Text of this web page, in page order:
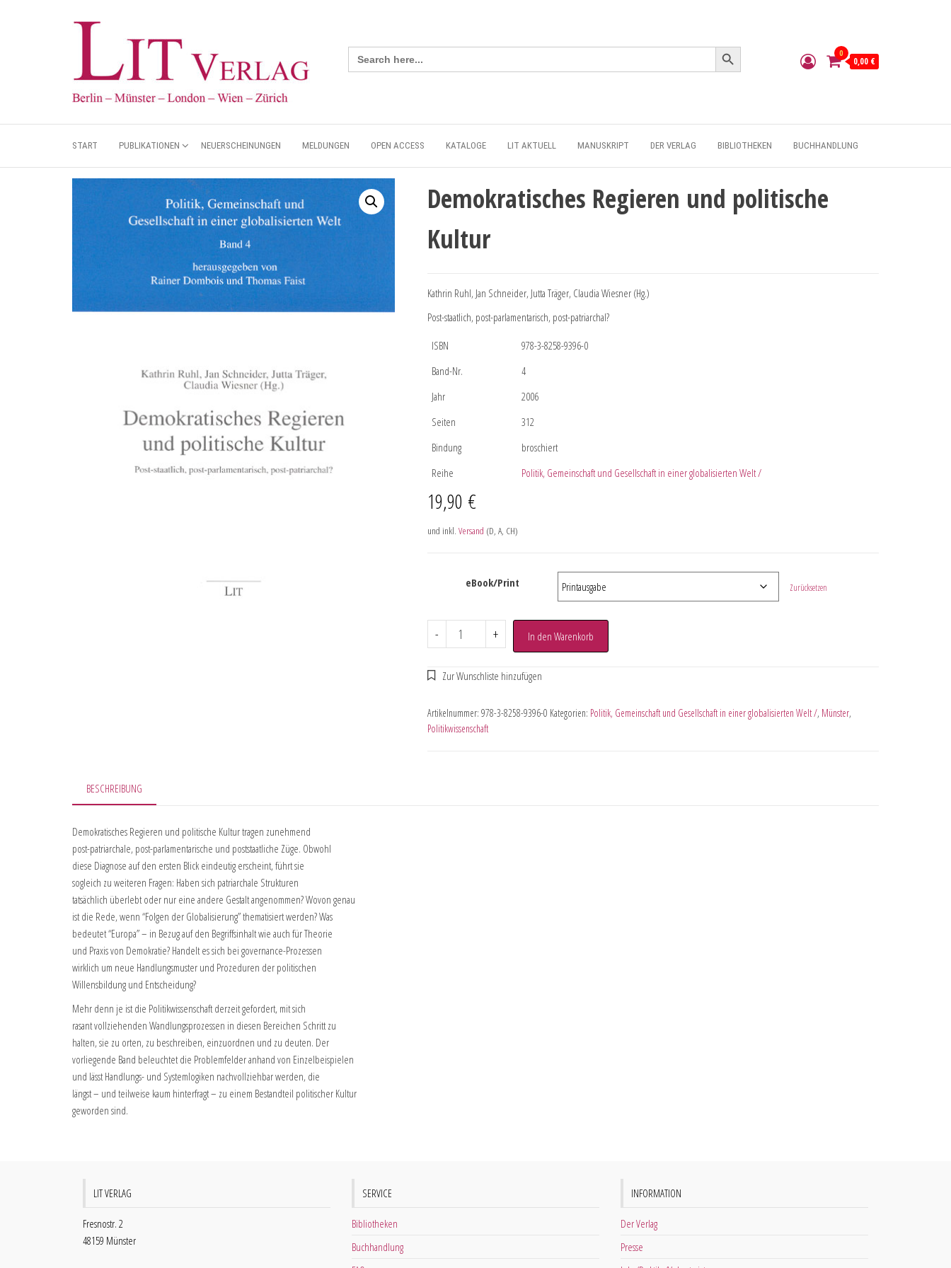
Search
for:
Search Button
0
0,00 €
START PUBLIKATIONEN NEUERSCHEINUNGEN MELDUNGEN OPEN ACCESS KATALOGE LIT AKTUELL MANUSKRIPT DER VERLAG BIBLIOTHEKEN BUCHHANDLUNG
Demokratisches Regieren und politische
Kultur
Kathrin Ruhl, Jan Schneider, Jutta Träger, Claudia Wiesner (Hg.)
Post-staatlich, post-parlamentarisch, post-patriarchal?
ISBN
978-3-8258-9396-0
Band-Nr.
4
Jahr
2006
Seiten
312
Bindung
broschiert
Reihe
Politik, Gemeinschaft und Gesellschaft in einer globalisierten Welt /
19,90 €
und inkl. Versand (D, A, CH)
eBook/Print Zurücksetzen
- + In den Warenkorb
Artikelnummer: 978-3-8258-9396-0 Kategorien: Politik, Gemeinschaft und Gesellschaft in einer globalisierten Welt /, Münster,
Politikwissenschaft
BESCHREIBUNG
Demokratisches Regieren und politische Kultur tragen zunehmend
post-patriarchale, post-parlamentarische und poststaatliche Züge. Obwohl
diese Diagnose auf den ersten Blick eindeutig erscheint, führt sie
sogleich zu weiteren Fragen: Haben sich patriarchale Strukturen
tatsächlich überlebt oder nur eine andere Gestalt angenommen? Wovon genau
ist die Rede, wenn “Folgen der Globalisierung” thematisiert werden? Was
bedeutet “Europa” – in Bezug auf den Begriffsinhalt wie auch für Theorie
und Praxis von Demokratie? Handelt es sich bei governance-Prozessen
wirklich um neue Handlungsmuster und Prozeduren der politischen
Willensbildung und Entscheidung?
Mehr denn je ist die Politikwissenschaft derzeit gefordert, mit sich
rasant vollziehenden Wandlungsprozessen in diesen Bereichen Schritt zu
halten, sie zu orten, zu beschreiben, einzuordnen und zu deuten. Der
vorliegende Band beleuchtet die Problemfelder anhand von Einzelbeispielen
und lässt Handlungs- und Systemlogiken nachvollziehbar werden, die
längst – und teilweise kaum hinterfragt – zu einem Bestandteil politischer Kultur
geworden sind.
LIT VERLAG
Fresnostr. 2
48159 Münster
SERVICE
Bibliotheken
Buchhandlung
INFORMATION
Der Verlag
Presse